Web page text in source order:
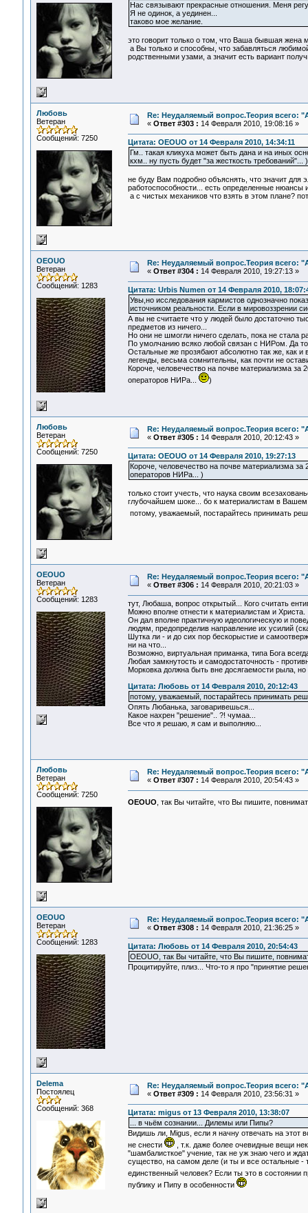
Нас связывают прекрасные отношения. Меня
Я не одинок, а уединен...
таково мое желание.
это говорит только о том, что Ваша бывшая жена
а Вы только и способны, что забавляться
родственными узами, а значит есть вариант
Любовь
Ветеран
Сообщений: 7250
Re: Неудаляемый вопрос.Теория всего:
« Ответ #303 : 14 Февраля 2010, 19:08:16 »
Цитата: OEOUO от 14 Февраля 2010, 14:34:11
Гм.. такая кликуха может быть дана и на иных
кхм.. ну пусть будет "за жесткость требований"...
не буду Вам подробно объяснять, что значит для
работоспособности... есть определенные
а с чистых механиков что взять в этом плане?
OEOUO
Ветеран
Сообщений: 1283
Re: Неудаляемый вопрос.Теория всего:
« Ответ #304 : 14 Февраля 2010, 19:27:13 »
Цитата: Urbis Numen от 14 Февраля 2010,
Увы,но исследования кармистов однозначно
источником реальности. Если в мировоззрении
А вы не считаете что у людей было достаточно
предметов из ничего...
Но они не шмогли ничего сделать, пока не стала
По умолчанию всяко любой связан с НИРом. Да
Остальные же прозябают абсолютно так же, как
легенды, весьма сомнительны, как почти не
Короче, человечество на почве материализма за
операторов НИРа...
)
Любовь
Ветеран
Сообщений: 7250
Re: Неудаляемый вопрос.Теория всего:
« Ответ #305 : 14 Февраля 2010, 20:12:43 »
Цитата: OEOUO от 14 Февраля 2010, 19:27:13
Короче, человечество на почве материализма
операторов НИРа... )
только стоит учесть, что наука своим
глубочайшем шоке... бо к материалистам в Вашем
потому, уважаемый, постарайтесь принимать
OEOUO
Ветеран
Сообщений: 1283
Re: Неудаляемый вопрос.Теория всего:
« Ответ #306 : 14 Февраля 2010, 20:21:03 »
тут, Любаша, вопрос открытый... Кого считать
Можно вполне отнести к материалистам и Христа.
Он дал вполне практичную идеологическую и
людям, предопределив направление их усилий
Шутка ли - и до сих пор бескорыстие и
ни на что...
Возможно, виртуальная приманка, типа Бога
Любая замкнутость и самодостаточность -
Морковка должна быть вне досягаемости рыла,
Цитата: Любовь от 14 Февраля 2010, 20:12:43
потому, уважаемый, постарайтесь принимать
Опять Любанька, заговаривешься...
Какое нахрен "решение".. ?! чумаа...
Все что я решаю, я сам и выполняю...
Любовь
Ветеран
Сообщений: 7250
Re: Неудаляемый вопрос.Теория всего:
« Ответ #307 : 14 Февраля 2010, 20:54:43 »
OEOUO , так Вы читайте, что Вы пишите,
OEOUO
Ветеран
Сообщений: 1283
Re: Неудаляемый вопрос.Теория всего:
« Ответ #308 : 14 Февраля 2010, 21:36:25 »
Цитата: Любовь от 14 Февраля 2010, 20:54:43
OEOUO, так Вы читайте, что Вы пишите,
Процитируйте, плиз... Что-то я про "принятие
Delema
Постоялец
Сообщений: 368
Re: Неудаляемый вопрос.Теория всего:
« Ответ #309 : 14 Февраля 2010, 23:56:31 »
Цитата: migus от 13 Февраля 2010, 13:38:07
... в чьём сознании... Дилемы или Пипы?
Видишь ли, Migus, если я начну отвечать на этот
не снести
, т.к. даже более очевидные вещи
"шамбалисткое" учение, так не уж знаю чего и
существо, на самом деле (и ты и все остальные -
единственный человек? Если ты это в состоянии
публику и Пипу в особенности